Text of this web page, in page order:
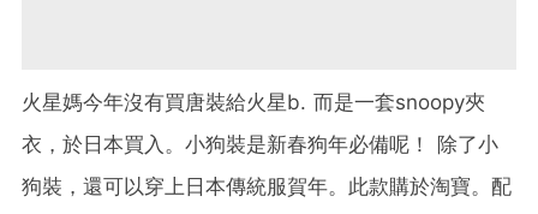
火星媽今年沒有買唐裝給火星b. 而是一套snoopy夾
衣，於日本買入。 小狗裝是新春狗年必備呢！ 除了小
狗裝，還可以穿上日本傳統服賀年。此款購於淘寶。 配